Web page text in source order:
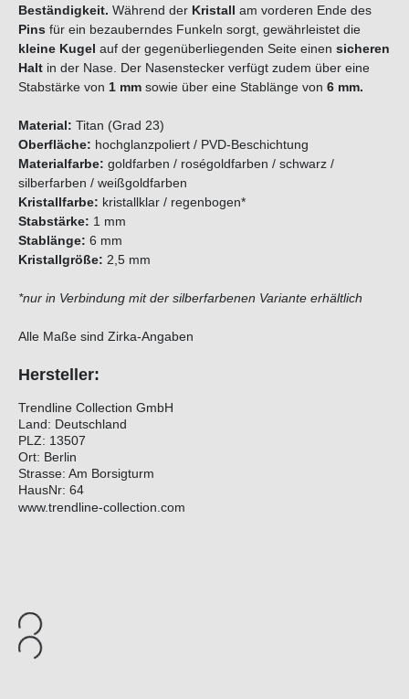
Beständigkeit. Während der Kristall am vorderen Ende des
Pins für ein bezauberndes Funkeln sorgt, gewährleistet die
kleine Kugel auf der gegenüberliegenden Seite einen sicheren
Halt in der Nase. Der Nasenstecker verfügt zudem über eine
Stabstärke von 1 mm sowie über eine Stablänge von 6 mm.
Material: Titan (Grad 23)
Oberfläche: hochglanzpoliert / PVD-Beschichtung
Materialfarbe: goldfarben / roségoldfarben / schwarz /
silberfarben / weißgoldfarben
Kristallfarbe: kristallklar / regenbogen*
Stabstärke: 1 mm
Stablänge: 6 mm
Kristallgröße: 2,5 mm
*nur in Verbindung mit der silberfarbenen Variante erhältlich
Alle Maße sind Zirka-Angaben
Hersteller:
Trendline Collection GmbH
Land: Deutschland
PLZ: 13507
Ort: Berlin
Strasse: Am Borsigturm
HausNr: 64
www.trendline-collection.com